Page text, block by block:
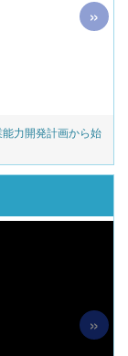
力開発計画から始
»
»